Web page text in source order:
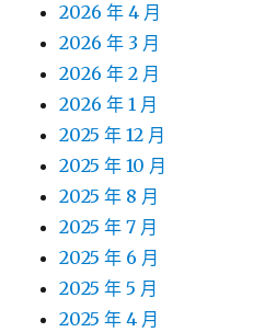
2026 年 4 月
2026 年 3 月
2026 年 2 月
2026 年 1 月
2025 年 12 月
2025 年 10 月
2025 年 8 月
2025 年 7 月
2025 年 6 月
2025 年 5 月
2025 年 4 月